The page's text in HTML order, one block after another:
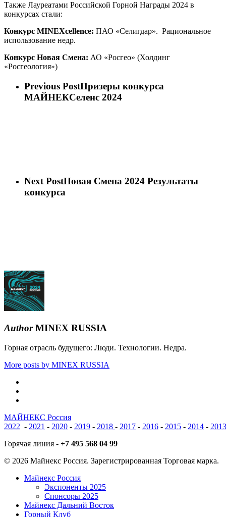
Также Лауреатами Российской Горной Награды 2024 в
конкурсах стали:
Конкурс MINEXcellence: ПАО «Селигдар». Рациональное
использование недр.
Конкурс Новая Смена: АО «Росгео» (Холдинг
«Росгеология»)
Previous PostПризеры конкурса
МАЙНЕКСеленс 2024
Next PostНовая Смена 2024 Результаты
конкурса
AuthorMINEX RUSSIA
Горная отрасль будущего: Люди. Технологии. Недра.
More posts by MINEX RUSSIA
МАЙНЕКС Россия
2022 - 2021 - 2020 - 2019 - 2018 - 2017 - 2016 - 2015 - 2014 - 2013
Горячая линия - +7 495 568 04 99
© 2026 Майнекс Россия. Зарегистрированная Торговая марка.
Close
Майнекс Россия
Экспоненты 2025
Спонсоры 2025
Майнекс Дальний Восток
Горный Клуб